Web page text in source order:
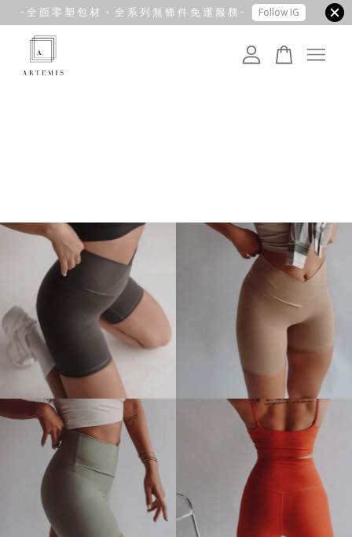
- 全 面 零 塑 包 材 ・ 全 系 列 無 條 件 免 運 服 務 - Follow IG
您的購物車目前還是空的。